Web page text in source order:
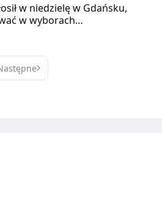
w niedzielę w Gdańsku,
w wyborach
że chciałby być
Polaków, a nie wyborców
że chce przyjaznego